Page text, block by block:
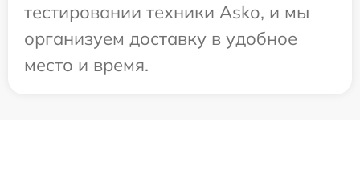
тестировании техники Asko, и мы
организуем доставку в удобное
место и время.